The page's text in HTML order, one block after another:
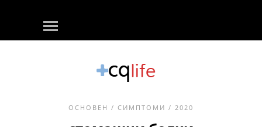
ОСНОВЕН / СИМПТОМИ / 2020